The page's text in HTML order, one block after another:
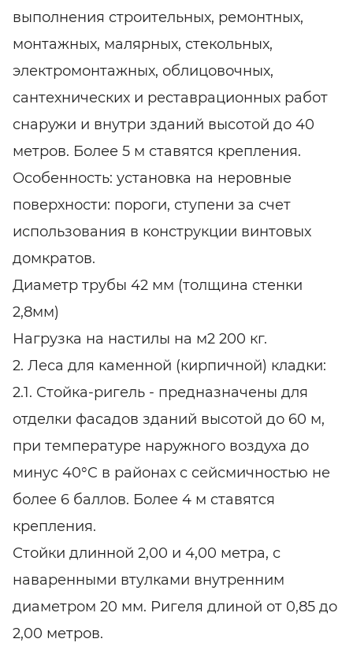
выполнения строительных, ремонтных,
монтажных, малярных, стекольных,
электромонтажных, облицовочных,
сантехнических и реставрационных работ
снаружи и внутри зданий высотой до 40
метров. Более 5 м ставятся крепления.
Особенность: установка на неровные
поверхности: пороги, ступени за счет
использования в конструкции винтовых
домкратов.
Диаметр трубы 42 мм (толщина стенки
2,8мм)
Нагрузка на настилы на м2 200 кг.
2. Леса для каменной (кирпичной) кладки:
2.1. Стойка-ригель - предназначены для
отделки фасадов зданий высотой до 60 м,
при температуре наружного воздуха до
минус 40°C в районах с сейсмичностью не
более 6 баллов. Более 4 м ставятся
крепления.
Стойки длинной 2,00 и 4,00 метра, с
наваренными втулками внутренним
диаметром 20 мм. Ригеля длиной от 0,85 до
2,00 метров.